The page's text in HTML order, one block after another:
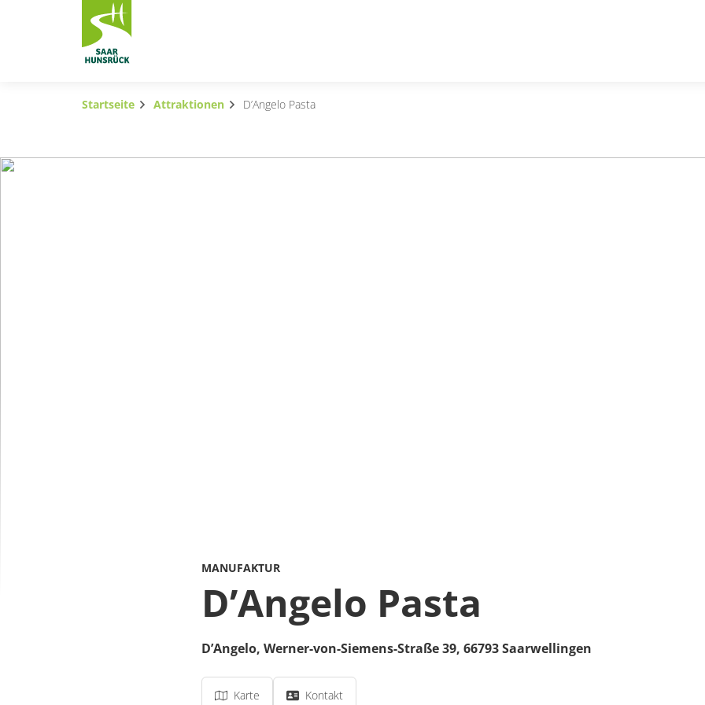
Zum Hauptinhalt springen
Subnavigation umschalten
Startseite Attraktionen D’Angelo Pasta
MANUFAKTUR
D’Angelo Pasta
D’Angelo, Werner-von-Siemens-Straße 39, 66793Saarwellingen
Karte Kontakt